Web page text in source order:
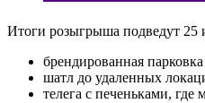
Итоги розыгрыша подведут 25
брендированная
шатл до удаленных
телега с печеньками,